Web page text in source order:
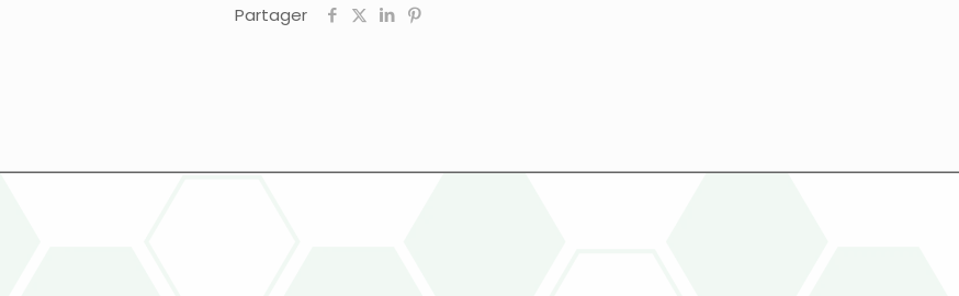
Partager